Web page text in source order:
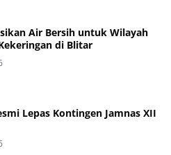
Air Bersih untuk Wilayah
di Blitar
Lepas Kontingen Jamnas XII